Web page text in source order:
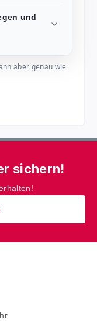
und
aber genau wie
sichern!